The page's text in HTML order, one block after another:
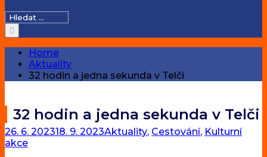
Hledat:
Home
Aktuality
32 hodin a jedna sekunda v Telči
32 hodin a jedna sekunda v Telči
26. 6. 202318. 9. 2023Aktuality, Cestování, Kulturní
akce